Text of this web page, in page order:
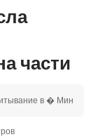
части
в � Мин